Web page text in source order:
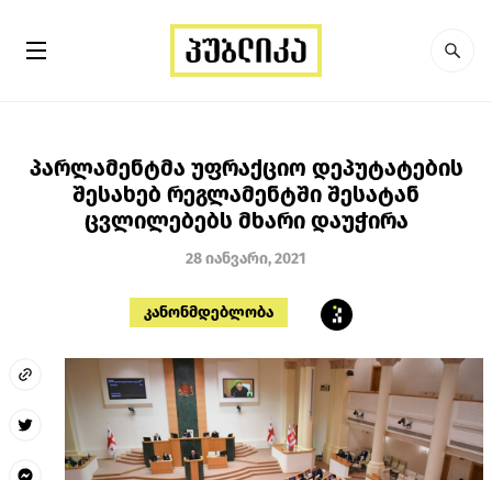
პარლამენტმა უფრაქციო დეპუტატების
შესახებ რეგლამენტში შესატან
ცვლილებებს მხარი დაუჭირა
28 იანვარი, 2021
კანონმდებლობა